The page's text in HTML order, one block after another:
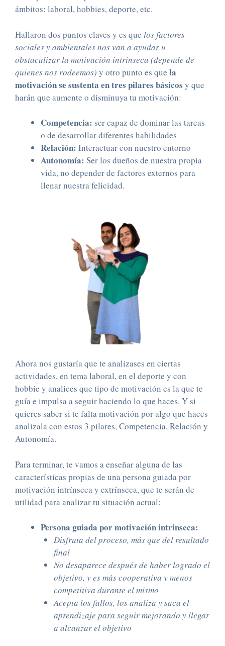
ámbitos: laboral, hobbies, deporte, etc.
Hallaron dos puntos claves y es que los factores
sociales y ambientales nos van a ayudar u
obstaculizar la motivación intrínseca (depende de
quienes nos rodeemos) y otro punto es que la
motivación se sustenta en tres pilares básicos y que
harán que aumente o disminuya tu motivación:
Competencia: ser capaz de dominar las tareas
o de desarrollar diferentes habilidades
Relación: Interactuar con nuestro entorno
Autonomía: Ser los dueños de nuestra propia
vida, no depender de factores externos para
llenar nuestra felicidad.
Ahora nos gustaría que te analizases en ciertas
actividades, en tema laboral, en el deporte y con
hobbie y analices que tipo de motivación es la que te
guía e impulsa a seguir haciendo lo que haces. Y si
quieres saber si te falta motivación por algo que haces
analizala con estos 3 pilares, Competencia, Relación y
Autonomía.
Para terminar, te vamos a enseñar alguna de las
características propias de una persona guiada por
motivación intrínseca y extrínseca, que te serán de
utilidad para analizar tu situación actual:
Persona guiada por motivación intrinseca:
Disfruta del proceso, más que del resultado
final
No desaparece después de haber logrado el
objetivo, y es más cooperativa y menos
competitiva durante el mismo
Acepta los fallos, los analiza y saca el
aprendizaje para seguir mejorando y llegar
a alcanzar el objetivo